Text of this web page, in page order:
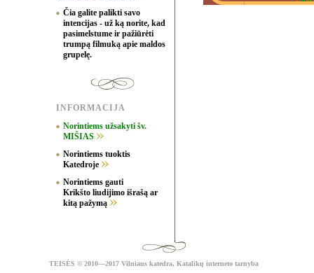
Čia galite palikti savo
intencijas - už ką norite, kad
pasimelstume ir pažiūrėti
trumpą filmuką apie maldos
grupelę.
INFORMACIJA
Norintiems užsakyti šv.
MIŠIAS
Norintiems tuoktis
Katedroje
Norintiems gauti
Krikšto liudijimo išrašą ar
kitą pažymą
TEISĖS © 2010—2017 Vilniaus katedra, Katalikų interneto tarnyba